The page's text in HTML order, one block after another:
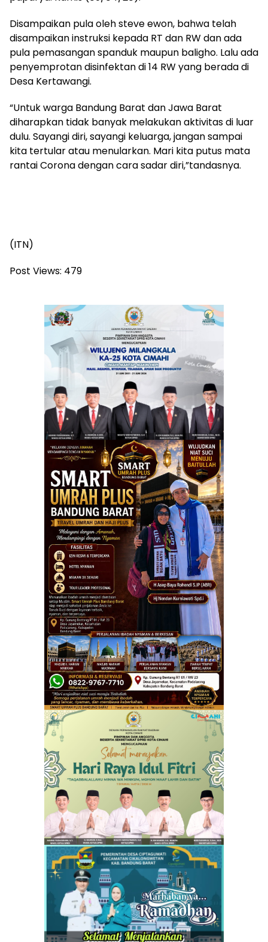
Disampaikan pula oleh steve ewon, bahwa telah
disampaikan instruksi kepada RT dan RW dan ada
pula pemasangan spanduk maupun baligho. Lalu ada
penyemprotan disinfektan di 14 RW yang berada di
Desa Kertawangi.
“Untuk warga Bandung Barat dan Jawa Barat
diharapkan tidak banyak melakukan aktivitas di luar
dulu. Sayangi diri, sayangi keluarga, jangan sampai
kita tertular atau menularkan. Mari kita putus mata
rantai Corona dengan cara sadar diri,”tandasnya.
(ITN)
Post Views: 479